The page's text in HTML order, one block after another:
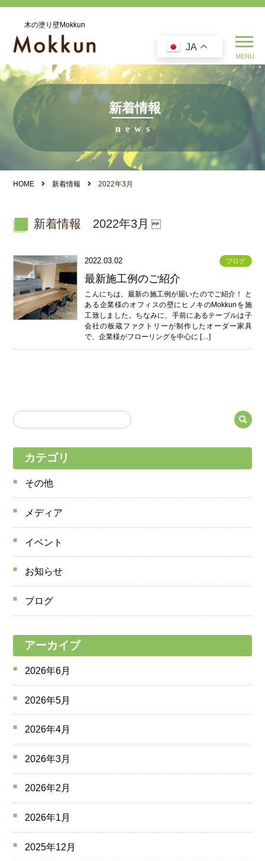
木の塗り壁Mokkun
JA
新着情報
HOME 新着情報 2022年3月
新着情報 2022年3月
2022.03.02 ブログ
最新施工例のご紹介
こんにちは。最新の施工例が届いたのでご紹介！ と
ある企業様のオフィスの壁にヒノキのMokkunを施
工致しました。ちなみに、手前にあるテーブルは子
会社の板蔵ファクトリーが制作したオーダー家具
で、企業様がフローリングを中心に […]
カテゴリ
その他
メディア
イベント
お知らせ
ブログ
アーカイブ
2026年6月
2026年5月
2026年4月
2026年3月
2026年2月
2026年1月
2025年12月